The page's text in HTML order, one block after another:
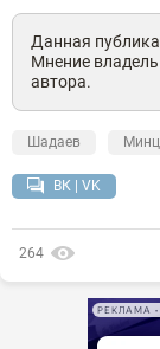
Данная
Мнение
автора.
Шадаев
ВК | VK
264
РЕКЛАМА •